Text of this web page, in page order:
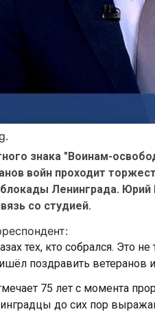
знака "Воинам-
войн проходит
Ленинграда.
со студией.
тех, кто собрался. Это
поздравить ветеранов
75 лет с момента
до сих пор